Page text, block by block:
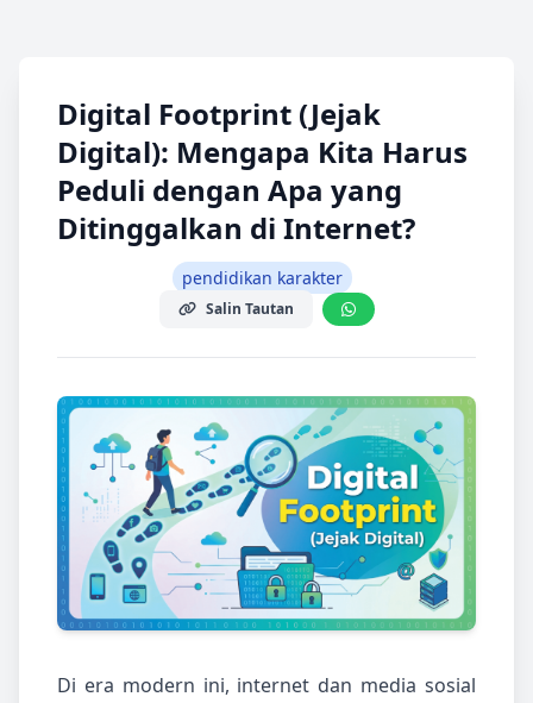
Digital Footprint (Jejak
Digital): Mengapa Kita Harus
Peduli dengan Apa yang
Ditinggalkan di Internet?
pendidikan karakter
Salin Tautan
Di era modern ini, internet dan media sosial